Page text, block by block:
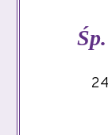
Śp.